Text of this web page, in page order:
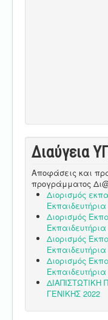
Διαύγεια
Αποφάσεις και
προγράμματος
Διορισμός
Διορισμός
Διορισμός
Διορισμός
ΓΕΝΙΚΗΣ 2022